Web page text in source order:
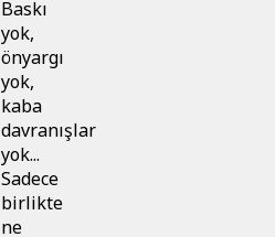
Baskı
yok,
önyargı
yok,
kaba
davranışlar
yok...
Sadece
birlikte
ne